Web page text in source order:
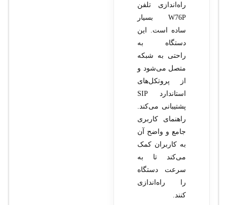
راه‌اندازی تلفن
W76P بسیار
ساده است. این
دستگاه به
راحتی به شبکه
متصل می‌شود و
از پروتکل‌های
استاندارد SIP
پشتیبانی می‌کند.
راهنمای کاربری
جامع و واضح آن
به کاربران کمک
می‌کند تا به
سرعت دستگاه
را راه‌اندازی
کنند.